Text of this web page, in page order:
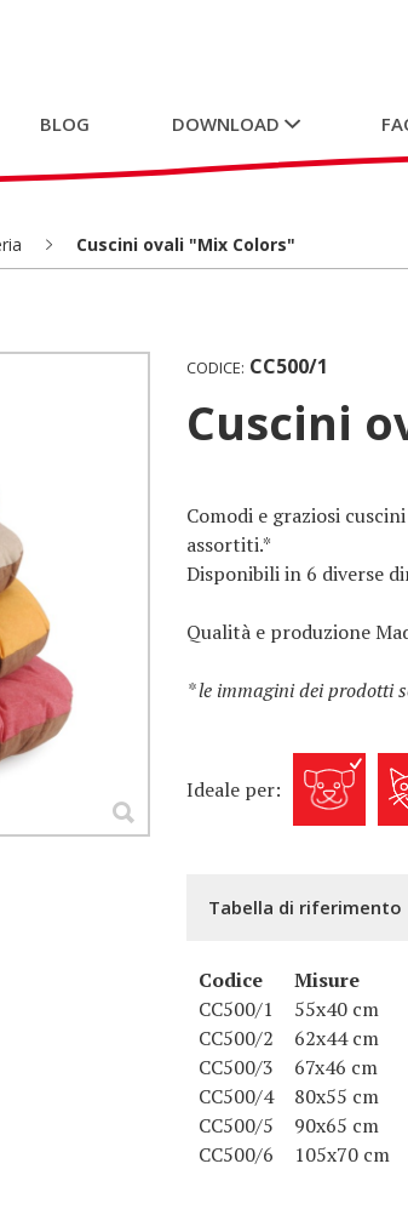
BLOG DOWNLOAD
Cuscini ovali "Mix Colors"
CODICE: CC500/1
Cuscini
Comodi e graziosi
assortiti.*
Disponibili in 6 diverse
Qualità e produzione
* le immagini dei prodotti
Ideale per:
Tabella di riferimento
Codice
Misure
CC500/1
55x40 cm
CC500/2
62x44 cm
CC500/3
67x46 cm
CC500/4
80x55 cm
CC500/5
90x65 cm
CC500/6
105x70 cm